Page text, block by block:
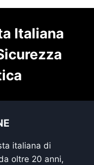
Italiana
italiana di
oltre 20 anni,